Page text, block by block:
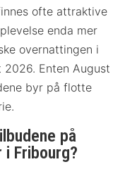
ofte attraktive
enda mer
overnattingen i
Enten August
byr på flotte
på
Fribourg?